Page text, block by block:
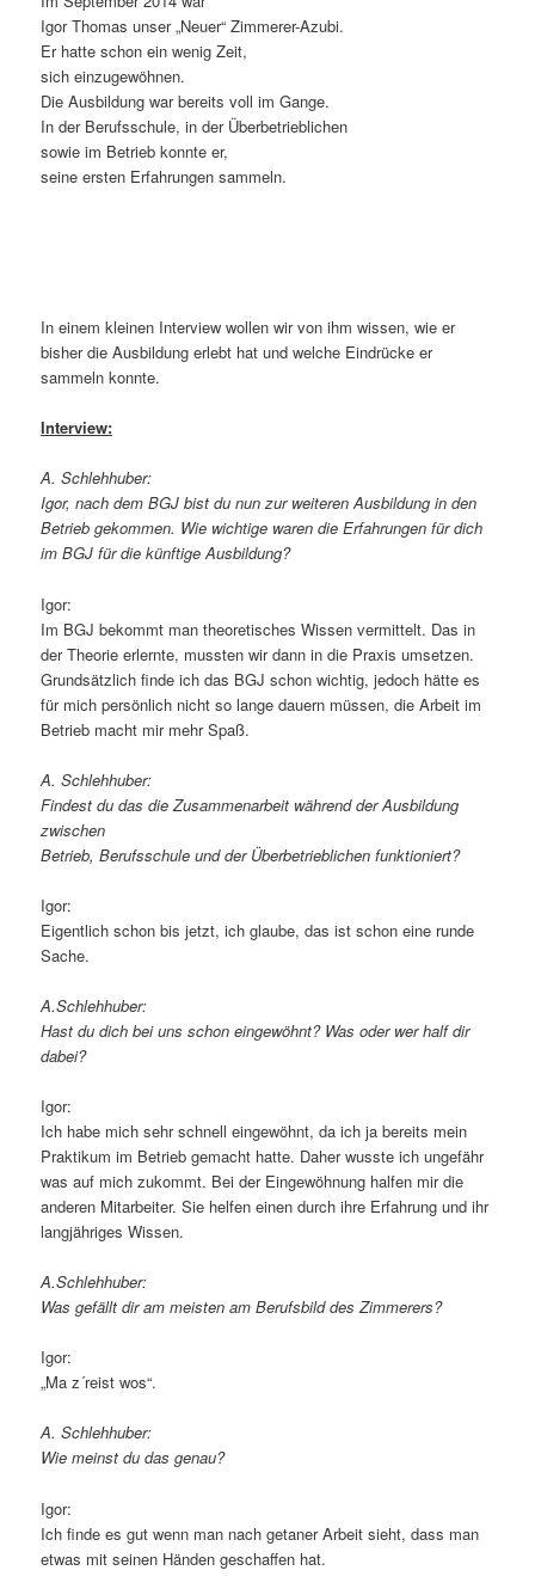
Igor Thomas unser „Neuer“ Zimmerer-Azubi.
Er hatte schon ein wenig Zeit,
sich einzugewöhnen.
Die Ausbildung war bereits voll im Gange.
In der Berufsschule, in der Überbetrieblichen
sowie im Betrieb konnte er,
seine ersten Erfahrungen sammeln.
In einem kleinen Interview wollen wir von ihm wissen, wie er
bisher die Ausbildung erlebt hat und welche Eindrücke er
sammeln konnte.
Interview:
A. Schlehhuber:
Igor, nach dem BGJ bist du nun zur weiteren Ausbildung in den
Betrieb gekommen. Wie wichtige waren die Erfahrungen für dich
im BGJ für die künftige Ausbildung?
Igor:
Im BGJ bekommt man theoretisches Wissen vermittelt. Das in
der Theorie erlernte, mussten wir dann in die Praxis umsetzen.
Grundsätzlich finde ich das BGJ schon wichtig, jedoch hätte es
für mich persönlich nicht so lange dauern müssen, die Arbeit im
Betrieb macht mir mehr Spaß.
A. Schlehhuber:
Findest du das die Zusammenarbeit während der Ausbildung
zwischen
Betrieb, Berufsschule und der Überbetrieblichen funktioniert?
Igor:
Eigentlich schon bis jetzt, ich glaube, das ist schon eine runde
Sache.
A.Schlehhuber:
Hast du dich bei uns schon eingewöhnt? Was oder wer half dir
dabei?
Igor:
Ich habe mich sehr schnell eingewöhnt, da ich ja bereits mein
Praktikum im Betrieb gemacht hatte. Daher wusste ich ungefähr
was auf mich zukommt. Bei der Eingewöhnung halfen mir die
anderen Mitarbeiter. Sie helfen einen durch ihre Erfahrung und ihr
langjähriges Wissen.
A.Schlehhuber:
Was gefällt dir am meisten am Berufsbild des Zimmerers?
Igor:
„Ma z´reist wos“.
A. Schlehhuber:
Wie meinst du das genau?
Igor:
Ich finde es gut wenn man nach getaner Arbeit sieht, dass man
etwas mit seinen Händen geschaffen hat.